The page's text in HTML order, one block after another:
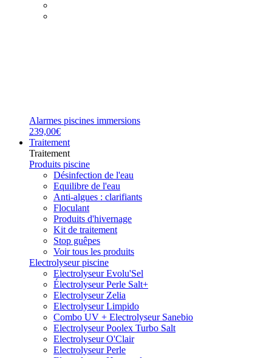
Alarmes piscines immersions
239,00€
Traitement
Traitement
Produits piscine
Désinfection de l'eau
Equilibre de l'eau
Anti-algues : clarifiants
Floculant
Produits d'hivernage
Kit de traitement
Stop guêpes
Voir tous les produits
Electrolyseur piscine
Electrolyseur Evolu'Sel
Électrolyseur Perle Salt+
Electrolyseur Zelia
Electrolyseur Limpido
Combo UV + Electrolyseur Sanebio
Electrolyseur Poolex Turbo Salt
Electrolyseur O'Clair
Electrolyseur Perle